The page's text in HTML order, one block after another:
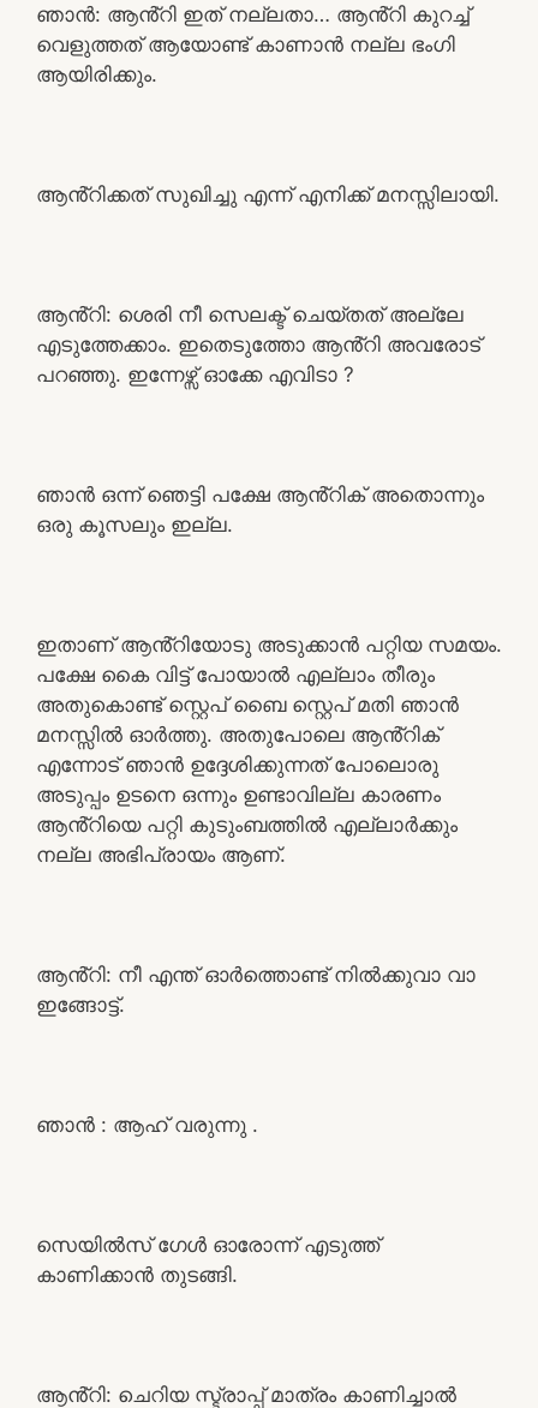
ഞാൻ: ആൻ്റി ഇത് നല്ലതാ… ആൻ്റി കുറച്ച്
വെളുത്തത് ആയോണ്ട് കാണാൻ നല്ല ഭംഗി
ആയിരിക്കും.
ആൻ്റിക്കത് സുഖിച്ചു എന്ന് എനിക്ക് മനസ്സിലായി.
ആൻ്റി: ശെരി നീ സെലക്ട് ചെയ്തത് അല്ലേ
എടുത്തേക്കാം. ഇതെടുത്തോ ആൻ്റി അവരോട്
പറഞ്ഞു. ഇന്നേഴ്സ് ഓക്കേ എവിടാ ?
ഞാൻ ഒന്ന് ഞെട്ടി പക്ഷേ ആൻ്റിക് അതൊന്നും
ഒരു കൂസലും ഇല്ല.
ഇതാണ് ആൻ്റിയോടു അടുക്കാൻ പറ്റിയ സമയം.
പക്ഷേ കൈ വിട്ട് പോയാൽ എല്ലാം തീരും
അതുകൊണ്ട് സ്റ്റെപ് ബൈ സ്റ്റെപ് മതി ഞാൻ
മനസ്സിൽ ഓർത്തു. അതുപോലെ ആൻ്റിക്
എന്നോട് ഞാൻ ഉദ്ദേശിക്കുന്നത് പോലൊരു
അടുപ്പം ഉടനെ ഒന്നും ഉണ്ടാവില്ല കാരണം
ആൻ്റിയെ പറ്റി കുടുംബത്തിൽ എല്ലാർക്കും
നല്ല അഭിപ്രായം ആണ്.
ആൻ്റി: നീ എന്ത് ഓർത്തൊണ്ട് നിൽക്കുവാ വാ
ഇങ്ങോട്ട്.
ഞാൻ : ആഹ് വരുന്നു .
സെയിൽസ് ഗേൾ ഓരോന്ന് എടുത്ത്
കാണിക്കാൻ തുടങ്ങി.
ആൻ്റി: ചെറിയ സ്ട്രാപ്പ് മാത്രം കാണിച്ചാൽ